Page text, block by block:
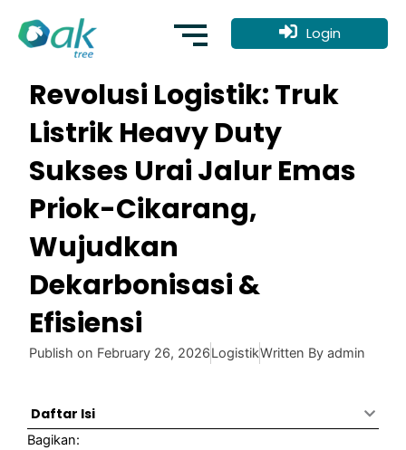
content
Login
Revolusi Logistik: Truk
Listrik Heavy Duty
Sukses Urai Jalur Emas
Priok-Cikarang,
Wujudkan
Dekarbonisasi &
Efisiensi
Publish on February 26, 2026LogistikWritten By admin
Daftar Isi
Bagikan: